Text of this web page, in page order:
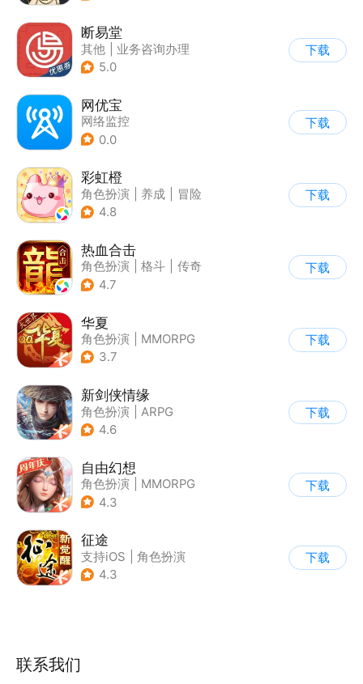
断易堂
其他
业务咨询办理
5.0
下载
网优宝
网络监控
0.0
下载
彩虹橙
角色扮演 养成
冒险
| 端游移植
4.8
下载
热血合击
角色扮演 格斗
传奇
| 千人同屏
4.7
下载
华夏
角色扮演
MMORPG
| 神话
3.7
下载
新剑侠情缘
角色扮演
ARPG
| 武侠
4.6
下载
自由幻想
角色扮演
MMORPG
| 仙侠
4.3
下载
征途
支持iOS
角色扮演
| MMORPG
4.3
下载
联系我们